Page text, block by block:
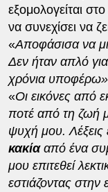
εξομολογείται στο
να συνεχίσει να
«Αποφάσισα να
Δεν ήταν απλό
χρόνια υποφέρω»
«Οι εικόνες από
ποτέ από τη ζωή
ψυχή μου. Λέξεις
κακίααπό ένα
μου επιτεθεί
εστιάζοντας